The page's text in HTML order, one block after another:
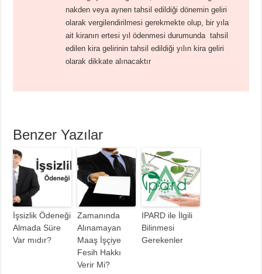
nakden veya aynen tahsil edildiği dönemin geliri
olarak vergilendirilmesi gerekmekte olup, bir yıla
ait kiranın ertesi yıl ödenmesi durumunda tahsil
edilen kira gelirinin tahsil edildiği yılın kira geliri
olarak dikkate alınacaktır
Benzer Yazılar
İşsizlik Ödeneği
Almada Süre
Var mıdır?
Zamanında
Alınamayan
Maaş İşçiye
Fesih Hakkı
Verir Mi?
IPARD ile İlgili
Bilinmesi
Gerekenler